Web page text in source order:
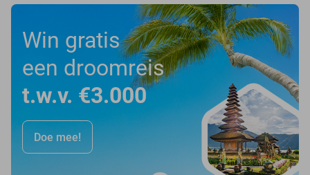
Win gratis
een droomreis
t.w.v. €3.000
Doe mee!